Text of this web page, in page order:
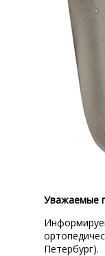
Уважаемые
Петербург).